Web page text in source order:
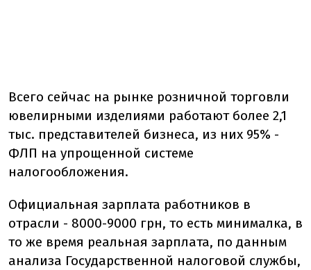
Всего сейчас на рынке розничной торговли
ювелирными изделиями работают более 2,1
тыс. представителей бизнеса, из них 95% -
ФЛП на упрощенной системе
налогообложения.
Официальная зарплата работников в
отрасли - 8000-9000 грн, то есть минималка, в
то же время реальная зарплата, по данным
анализа Государственной налоговой службы,